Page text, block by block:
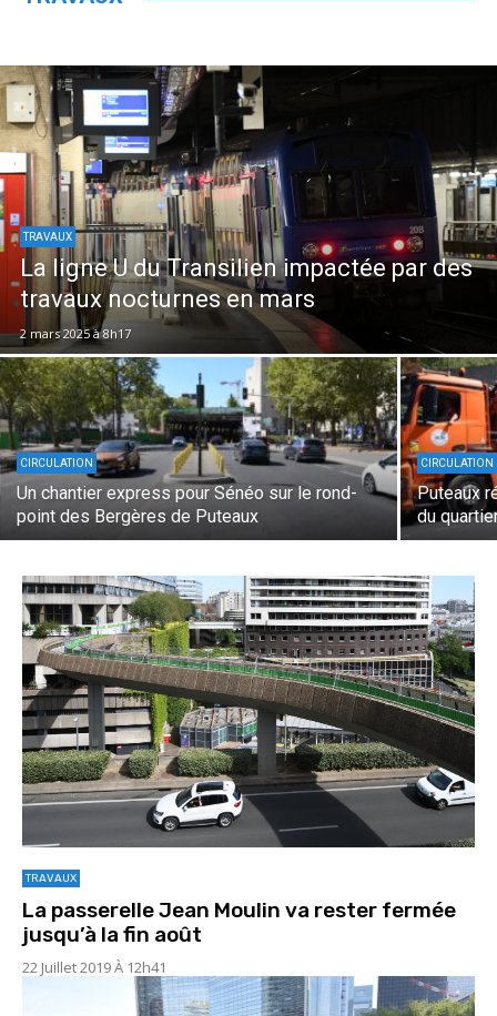
TRAVAUX
La ligne U du Transilien impactée par des
travaux nocturnes en mars
2 mars 2025 à 8h17
CIRCULATION
Un chantier express pour Sénéo sur le rond-
point des Bergères de Puteaux
CIRCULATION
Puteaux
du
TRAVAUX
La passerelle Jean Moulin va rester fermée
jusqu’à la fin août
22 Juillet 2019 À 12h41